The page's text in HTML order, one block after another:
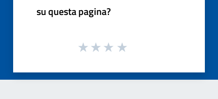
su questa pagina?